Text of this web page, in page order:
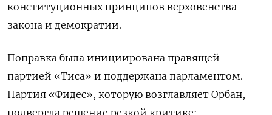
конституционных принципов верховенства
закона и демократии.
Поправка была инициирована правящей
партией «Тиса» и поддержана парламентом.
Партия «Фидес», которую возглавляет Орбан,